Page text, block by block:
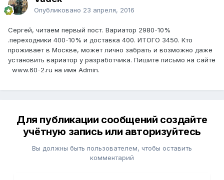
Опубликовано 23 апреля, 2016
Сергей, читаем первый пост. Вариатор 2980-10%
.переходники 400-10% и доставка 400. ИТОГО 3450. Кто
проживает в Москве, может лично забрать и возможно даже
установить вариатор у разработчика. Пишите письмо на сайте
www.60-2.ru на имя Admin.
Для публикации сообщений создайте
учётную запись или авторизуйтесь
Вы должны быть пользователем, чтобы оставить
комментарий